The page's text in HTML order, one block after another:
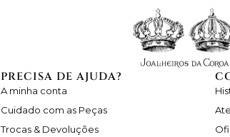
PRECISA DE AJUDA?
A minha conta
Cuidado com as Peças
Trocas & Devoluções